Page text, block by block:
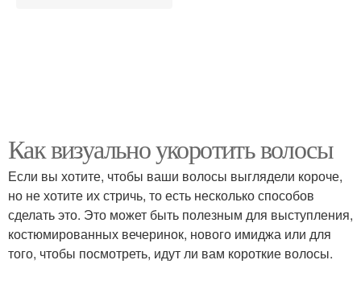
Как визуально укоротить волосы
Если вы хотите, чтобы ваши волосы выглядели короче,
но не хотите их стричь, то есть несколько способов
сделать это. Это может быть полезным для выступления,
костюмированных вечеринок, нового имиджа или для
того, чтобы посмотреть, идут ли вам короткие волосы.